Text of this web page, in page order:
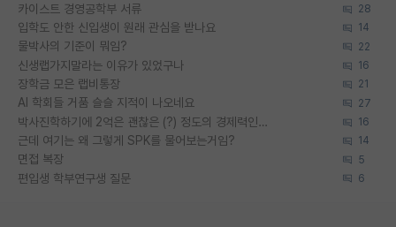
카이스트 경영공학부 서류 28
입학도 안한 신입생이 원래 관심을 받나요 14
물박사의 기준이 뭐임? 22
신생랩가지말라는 이유가 있었구나 16
장학금 모은 랩비통장 21
AI 학회들 거품 슬슬 지적이 나오네요 27
박사진학하기에 2억은 괜찮은 (?) 정도의 경제력인가요 16
근데 여기는 왜 그렇게 SPK를 물어보는거임? 14
면접 복장 5
편입생 학부연구생 질문 6